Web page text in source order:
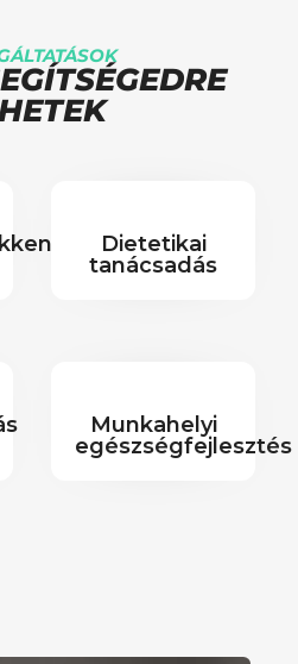
Dietetikai
tanácsadás
Munkahelyi
egészségfejlesztés